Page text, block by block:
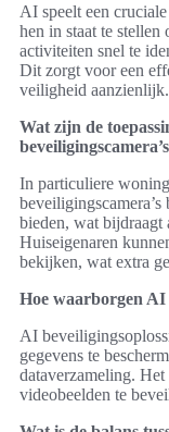
AI speelt een
hen in staat te stellen
activiteiten snel te
Dit zorgt voor een
veiligheid aanzienlijk.
Wat zijn de
In particuliere
bieden, wat bijdraagt
Huiseigenaren
bekijken, wat extra
Hoe waarborgen AI
AI
gegevens te
dataverzameling.
videobeelden te